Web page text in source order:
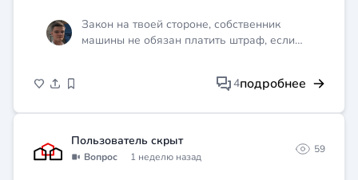
превыш...Закон на твоей стороне, собственник
машины не обязан платить штраф, если
жалобу на постановление с объяснением,
подтверждающие его личность и дату
нахождения за рулём, потом жди ответа
недели две, если откажут или помолчат,
4подробнее
Пользователь скрыт
Вопрос 1 неделю назад
59